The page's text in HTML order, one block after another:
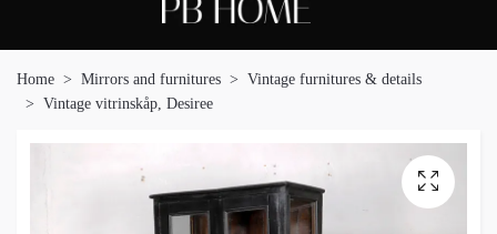
Home Mirrors and furnitures
Vintage furnitures & details
Vintage vitrinskåp, Desiree